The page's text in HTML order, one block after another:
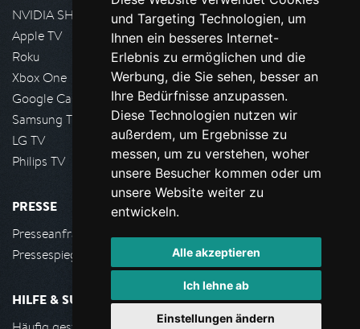
und Targeting Technologien, um
Ihnen ein besseres Internet-
Erlebnis zu ermöglichen und die
Werbung, die Sie sehen, besser an
Ihre Bedürfnisse anzupassen.
Diese Technologien nutzen wir
außerdem, um Ergebnisse zu
messen, um zu verstehen, woher
unsere Besucher kommen oder um
unsere Website weiter zu
entwickeln.
Alle akzeptieren
Ich lehne ab
Einstellungen ändern
NVIDIA SHIELD, Google TV
Apple TV
Roku
Xbox One
Google Cast
Samsung TV
LG TV
Philips TV
PRESSE
Presseanfrage stellen
Pressespiegel
HILFE & SUPPORT